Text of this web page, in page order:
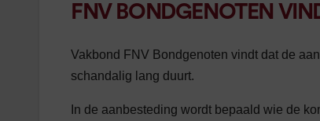
FNV BONDGENOTEN
Vakbond FNV Bondgenoten vindt dat de
schandalig lang duurt.
In de aanbesteding wordt bepaald wie de